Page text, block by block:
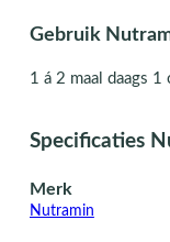
Gebruik
1 á 2 maal daags
Specificaties
Merk
Nutramin